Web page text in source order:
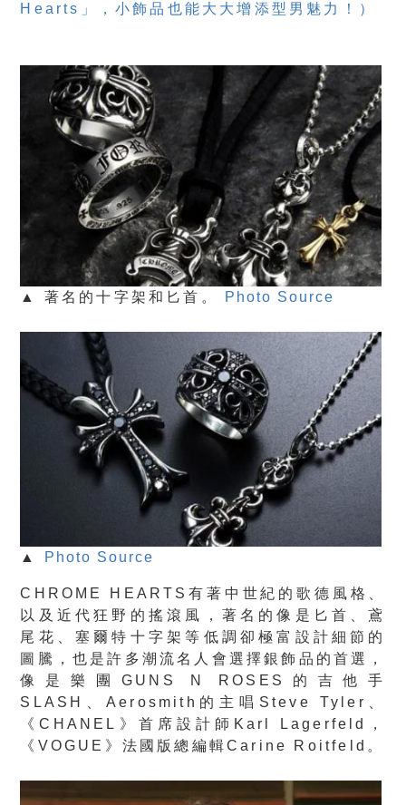
Hearts」，小飾品也能大大增添型男魅力！）
▲ 著名的十字架和匕首。 Photo Source
▲ Photo Source
CHROME HEARTS有著中世紀的歌德風格
以及近代狂野的 搖滾風 ，著名的像是 匕首、鳶
尾花、塞爾特十字架等低調卻極富設計細節的
圖騰，也是許多潮流名人會選擇銀飾品的首選，
像是樂團GUNS N ROSES的吉他手
SLASH、Aerosmith的主唱Steve Tyler、
《CHANEL》首席設計師Karl Lagerfeld，
《VOGUE》法國版總編輯Carine Roitfeld 。